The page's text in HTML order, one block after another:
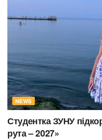
NEWS
Студентка ЗУНУ
рута – 2027»